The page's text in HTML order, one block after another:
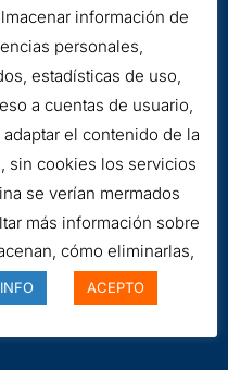
legal
información de
personales,
estadísticas de uso,
a cuentas de usuario,
el contenido de la
sin cookies los servicios
se verían mermados
más información sobre
cómo eliminarlas,
ACEPTO